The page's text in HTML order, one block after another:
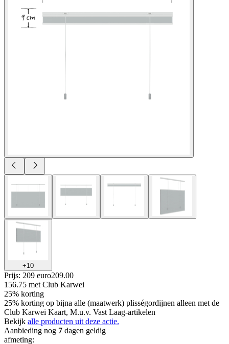
+10
Prijs: 209 euro209.00
156.75 met Club Karwei
25% korting
25% korting op bijna alle (maatwerk) plisségordijnen alleen met de
Club Karwei Kaart, M.u.v. Vast Laag-artikelen
Bekijk alle producten uit deze actie.
Aanbieding nog 7 dagen geldig
afmeting: